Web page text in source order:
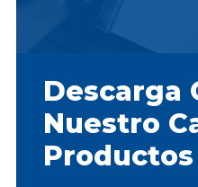
Descarga
Nuestro
Productos